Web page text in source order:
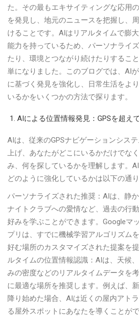
た。その最もエキサイティングな応用
を発見し、地元のニュースを把握し、
けることです。AIはリアルタイムで膨
能力を持っているため、パーソナライ
たり、環境とつながり続けたりするこ
単になりました。このブログでは、AI
に基づく発見を強化し、日常生活をよ
いるかをいくつかの方法で探ります。
AIによる位置情報発見：GPSを超えて
AIは、従来のGPSナビゲーションシス
上げ、あなたがどこにいるかだけでな
み、何を探しているかを理解します。
どのように強化しているかは以下の通り
パーソナライズされた推奨：AIは、静
ナイトクラブへの愛情など、過去の行
好みを学ぶことができます。Googleマ
プリは、すでに機械学習アルゴリズム
好む場所のカスタマイズされた提案を
ルタイムの位置情報認識：AIは、天候
みの密度などのリアルタイムデータを
に最適な場所を推奨します。例えば、
降り始めた場合、AIは近くの屋内アト
る屋外スポットにあなたを導くことがで